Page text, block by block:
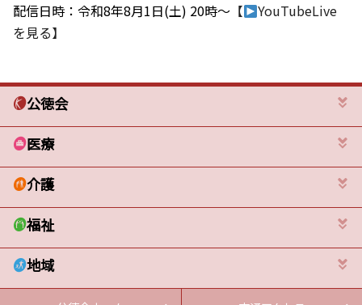
配信日時：令和8年8月1日(土) 20時～ 【
YouTubeLive
を見る】
公徳会
医療
介護
福祉
地域